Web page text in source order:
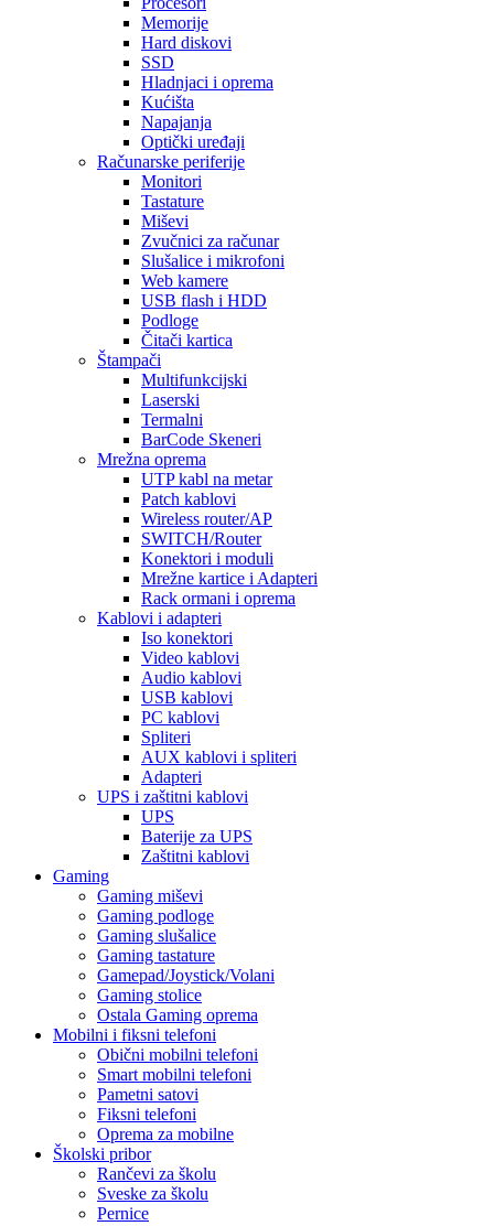
Memorije
Hard diskovi
SSD
Hladnjaci i oprema
Kućišta
Napajanja
Optički uređaji
Računarske periferije
Monitori
Tastature
Miševi
Zvučnici za računar
Slušalice i mikrofoni
Web kamere
USB flash i HDD
Podloge
Čitači kartica
Štampači
Multifunkcijski
Laserski
Termalni
BarCode Skeneri
Mrežna oprema
UTP kabl na metar
Patch kablovi
Wireless router/AP
SWITCH/Router
Konektori i moduli
Mrežne kartice i Adapteri
Rack ormani i oprema
Kablovi i adapteri
Iso konektori
Video kablovi
Audio kablovi
USB kablovi
PC kablovi
Spliteri
AUX kablovi i spliteri
Adapteri
UPS i zaštitni kablovi
UPS
Baterije za UPS
Zaštitni kablovi
Gaming
Gaming miševi
Gaming podloge
Gaming slušalice
Gaming tastature
Gamepad/Joystick/Volani
Gaming stolice
Ostala Gaming oprema
Mobilni i fiksni telefoni
Obični mobilni telefoni
Smart mobilni telefoni
Pametni satovi
Fiksni telefoni
Oprema za mobilne
Školski pribor
Rančevi za školu
Sveske za školu
Pernice